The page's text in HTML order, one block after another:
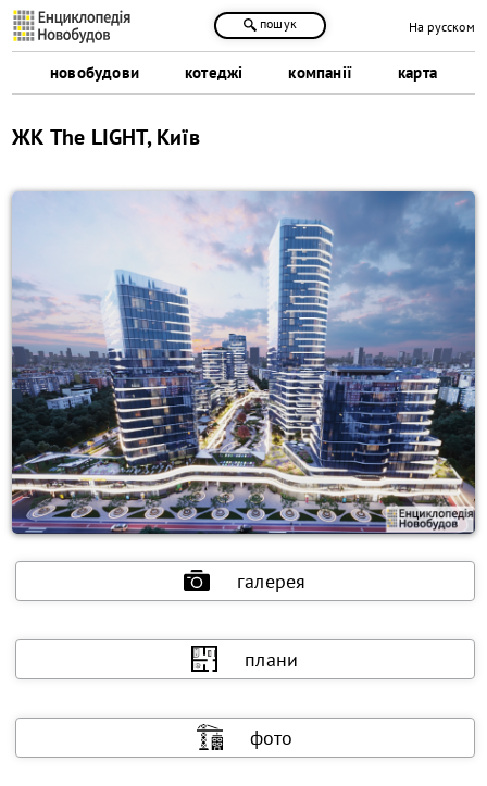
новобудови котеджі компанії карта
пошук На русском
ЖК The LIGHT, Київ
галерея
плани
фото